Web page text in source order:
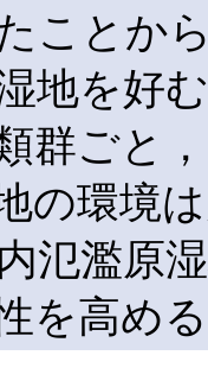
ことか
地を好
群ごと
の環境
氾濫原
を高め